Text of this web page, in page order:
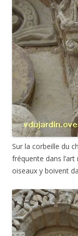
Sur la corbeille du
fréquente dans
oiseaux y boivent